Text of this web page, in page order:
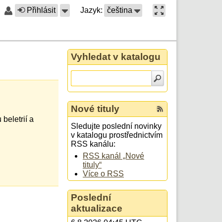
Přihlásit Jazyk: čeština
beletrií a
Vyhledat v katalogu
Nové tituly
Sledujte poslední novinky
v katalogu prostřednictvím
RSS kanálu:
RSS kanál „Nové
tituly“
Více o RSS
Poslední
aktualizace